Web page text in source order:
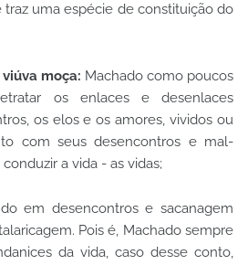
traz uma espécie de constituição do
moça: Machado como poucos
os enlaces e desenlaces
os elos e os amores, vividos ou
com seus desencontros e mal-
a vida - as vidas;
em desencontros e sacanagem
Pois é, Machado sempre
da vida, caso desse conto,